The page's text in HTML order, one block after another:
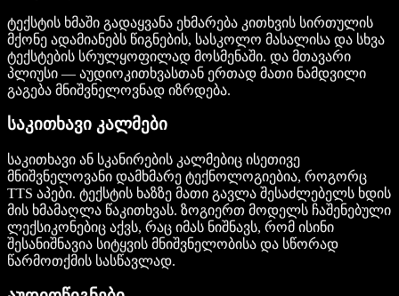
ტექსტის ხმაში გადაყვანა ეხმარება კითხვის სირთულის
მქონე ადამიანებს წიგნების, სასკოლო მასალისა და სხვა
ტექსტების სრულყოფილად მოსმენაში. და მთავარი
პლიუსი — აუდიოკითხვასთან ერთად მათი ნამდვილი
გაგება მნიშვნელოვნად იზრდება.
საკითხავი კალმები
საკითხავი ან სკანირების კალმებიც ისეთივე
მნიშვნელოვანი დამხმარე ტექნოლოგიებია, როგორც
TTS აპები. ტექსტის ხაზზე მათი გავლა შესაძლებელს ხდის
მის ხმამაღლა წაკითხვას. ზოგიერთ მოდელს ჩაშენებული
ლექსიკონებიც აქვს, რაც იმას ნიშნავს, რომ ისინი
შესანიშნავია სიტყვის მნიშვნელობისა და სწორად
წარმოთქმის სასწავლად.